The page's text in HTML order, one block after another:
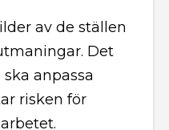
av de ställen
Det
anpassa
risken för